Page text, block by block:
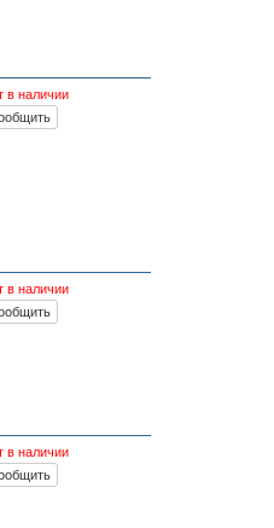
в наличии
в наличии
в наличии